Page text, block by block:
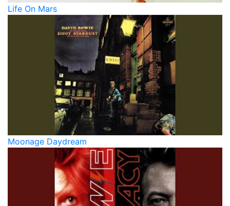
Life On Mars
Moonage Daydream